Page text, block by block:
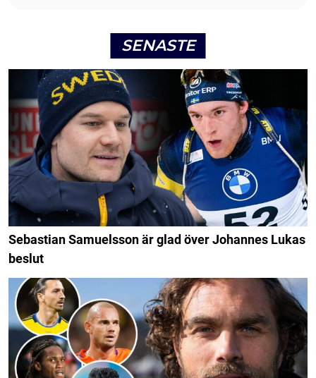
SENASTE
Sebastian Samuelsson är glad över Johannes Lukas
beslut